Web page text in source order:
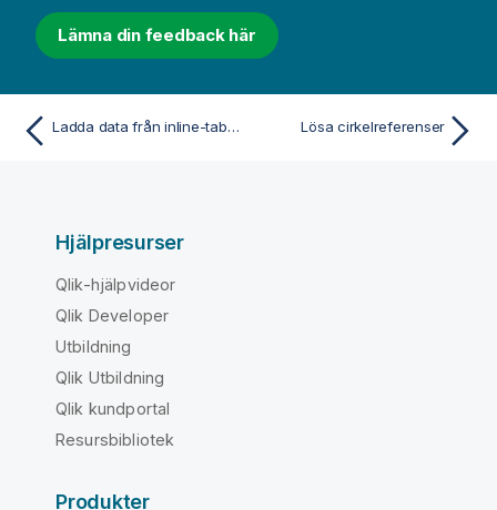
Lämna din feedback här
Ladda data från inline-tabeller Lösa cirkelreferenser
Hjälpresurser
Qlik-hjälpvideor
Qlik Developer
Utbildning
Qlik Utbildning
Qlik kundportal
Resursbibliotek
Produkter